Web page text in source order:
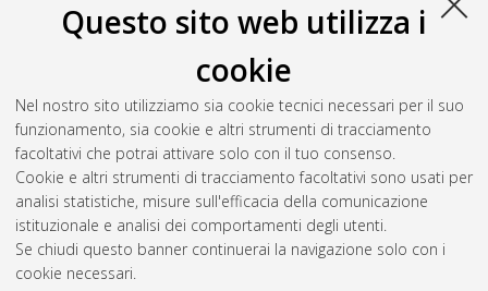
Questo sito web utilizza i
cookie
Nel nostro sito utilizziamo sia cookie tecnici necessari per il suo
funzionamento, sia cookie e altri strumenti di tracciamento
facoltativi che potrai attivare solo con il tuo consenso.
Cookie e altri strumenti di tracciamento facoltativi sono usati per
analisi statistiche, misure sull'efficacia della comunicazione
istituzionale e analisi dei comportamenti degli utenti.
Se chiudi questo banner continuerai la navigazione solo con i
cookie necessari.
marcatori biologici come possibili fattori di differenziazione dei
tumori polmonari multipli , [Dissertation thesis], Alma Mater
Studiorum Università di Bologna. Dottorato di ricerca in
Scienze mediche specialistiche: progetto n. 4 "Scienze
pneumo-cardio-toraciche di interesse medico e chirurgico", 23
Ciclo.
Questa lista e' stata generata ilSat Aug 8 20:33:52 2026
Atom